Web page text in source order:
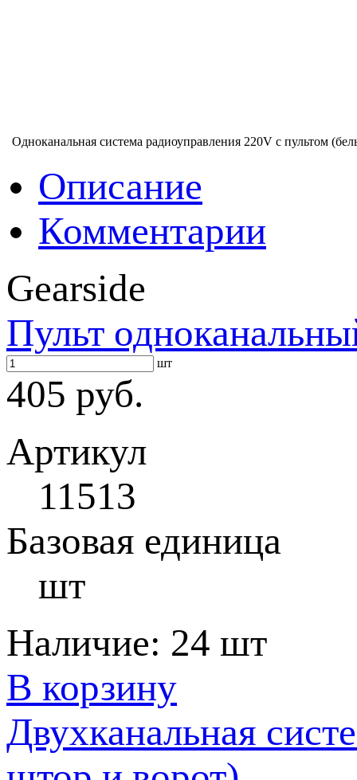
Одноканальная система радиоуправления 220V с пультом
Описание
Комментарии
Gearside
Пульт
шт
405 руб.
Артикул
11513
Базовая единица
шт
Наличие: 24 шт
В корзину
Двухканальная